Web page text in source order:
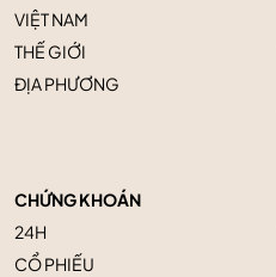
VIỆT NAM
THẾ GIỚI
ĐỊA PHƯƠNG
CHỨNG KHOÁN
24H
CỔ PHIẾU